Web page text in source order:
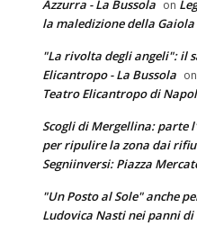
Azzurra - La Bussola on
la maledizione della Gaiola
"La rivolta degli angeli": il
Elicantropo - La Bussola on
Teatro Elicantropo di
Scogli di Mergellina:
per ripulire la zona dai
Segniinversi: Piazza
"Un Posto al Sole" anche
Ludovica Nasti nei panni di